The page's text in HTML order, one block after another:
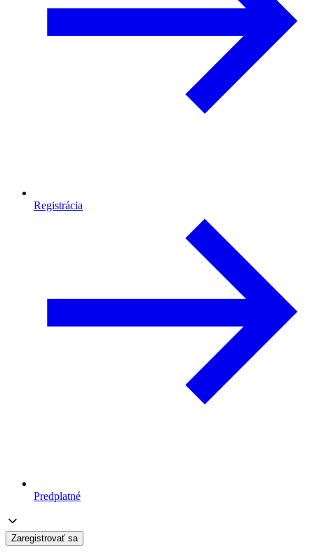
Registrácia
Predplatné
Zaregistrovať sa